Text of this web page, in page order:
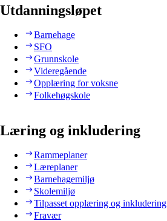
Utdanningsløpet
Barnehage
SFO
Grunnskole
Videregående
Opplæring for voksne
Folkehøgskole
Læring og inkludering
Rammeplaner
Læreplaner
Barnehagemiljø
Skolemiljø
Tilpasset opplæring og inkludering
Fravær